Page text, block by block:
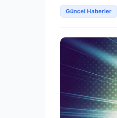
Güncel Haberler